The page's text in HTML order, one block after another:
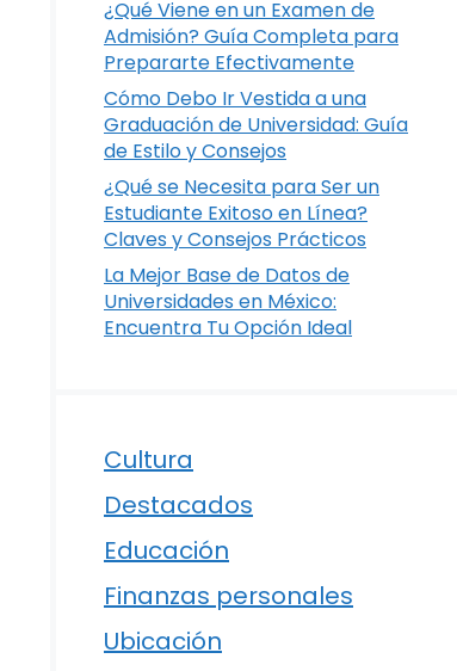
¿Qué Viene en un Examen de
Admisión? Guía Completa para
Prepararte Efectivamente
Cómo Debo Ir Vestida a una
Graduación de Universidad: Guía
de Estilo y Consejos
¿Qué se Necesita para Ser un
Estudiante Exitoso en Línea?
Claves y Consejos Prácticos
La Mejor Base de Datos de
Universidades en México:
Encuentra Tu Opción Ideal
Cultura
Destacados
Educación
Finanzas personales
Ubicación